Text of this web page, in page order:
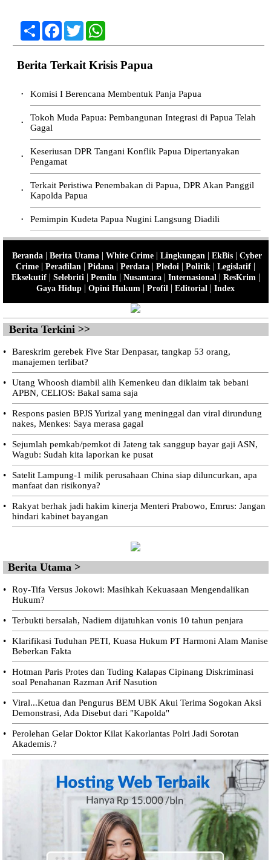
ShareFacebook
TwitterWhatsApp
Berita Terkait Krisis Papua
• Komisi I Berencana Membentuk Panja Papua
•
Tokoh Muda Papua: Pembangunan Integrasi di Papua Telah
Gagal
•
Keseriusan DPR Tangani Konflik Papua Dipertanyakan
Pengamat
•
Terkait Peristiwa Penembakan di Papua, DPR Akan Panggil
Kapolda Papua
• Pemimpin Kudeta Papua Nugini Langsung Diadili
Beranda| Berita Utama| White Crime| Lingkungan | EkBis| Cyber
Crime | Peradilan | Pidana | Perdata | Pledoi | Politik | Legislatif |
Eksekutif| Selebriti | Pemilu | Nusantara| Internasional | ResKrim |
Gaya Hidup | Opini Hukum | Profil | Editorial | Index
Berita Terkini >>
•
Bareskrim gerebek Five Star Denpasar, tangkap 53 orang,
manajemen terlibat?
•
Utang Whoosh diambil alih Kemenkeu dan diklaim tak bebani
APBN, CELIOS: Bakal sama saja
•
Respons pasien BPJS Yurizal yang meninggal dan viral dirundung
nakes, Menkes: Saya merasa gagal
•
Sejumlah pemkab/pemkot di Jateng tak sanggup bayar gaji ASN,
Wagub: Sudah kita laporkan ke pusat
•
Satelit Lampung-1 milik perusahaan China siap diluncurkan, apa
manfaat dan risikonya?
•
Rakyat berhak jadi hakim kinerja Menteri Prabowo, Emrus: Jangan
hindari kabinet bayangan
Berita Utama >
•
Roy-Tifa Versus Jokowi: Masihkah Kekuasaan Mengendalikan
Hukum?
• Terbukti bersalah, Nadiem dijatuhkan vonis 10 tahun penjara
•
Klarifikasi Tuduhan PETI, Kuasa Hukum PT Harmoni Alam Manise
Beberkan Fakta
•
Hotman Paris Protes dan Tuding Kalapas Cipinang Diskriminasi
soal Penahanan Razman Arif Nasution
•
Viral...Ketua dan Pengurus BEM UBK Akui Terima Sogokan Aksi
Demonstrasi, Ada Disebut dari "Kapolda"
•
Perolehan Gelar Doktor Kilat Kakorlantas Polri Jadi Sorotan
Akademis.?